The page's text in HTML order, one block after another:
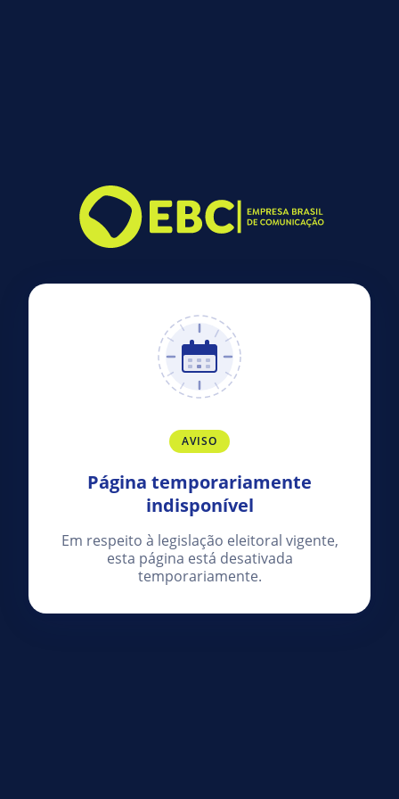
AVISO
Página temporariamente
indisponível
Em respeito à legislação eleitoral vigente,
esta página está desativada
temporariamente.